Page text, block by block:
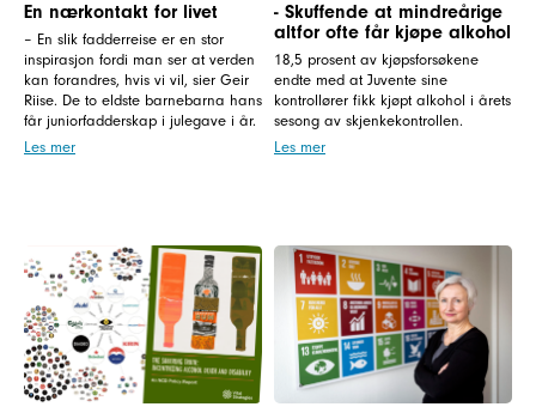
En nærkontakt for livet
– En slik fadderreise er en stor
inspirasjon fordi man ser at verden
kan forandres, hvis vi vil, sier Geir
Riise. De to eldste barnebarna hans
får juniorfadderskap i julegave i år.
Les mer
- Skuffende at mindreårige
altfor ofte får kjøpe alkohol
18,5 prosent av kjøpsforsøkene
endte med at Juvente sine
kontrollører fikk kjøpt alkohol i årets
sesong av skjenkekontrollen.
Les mer